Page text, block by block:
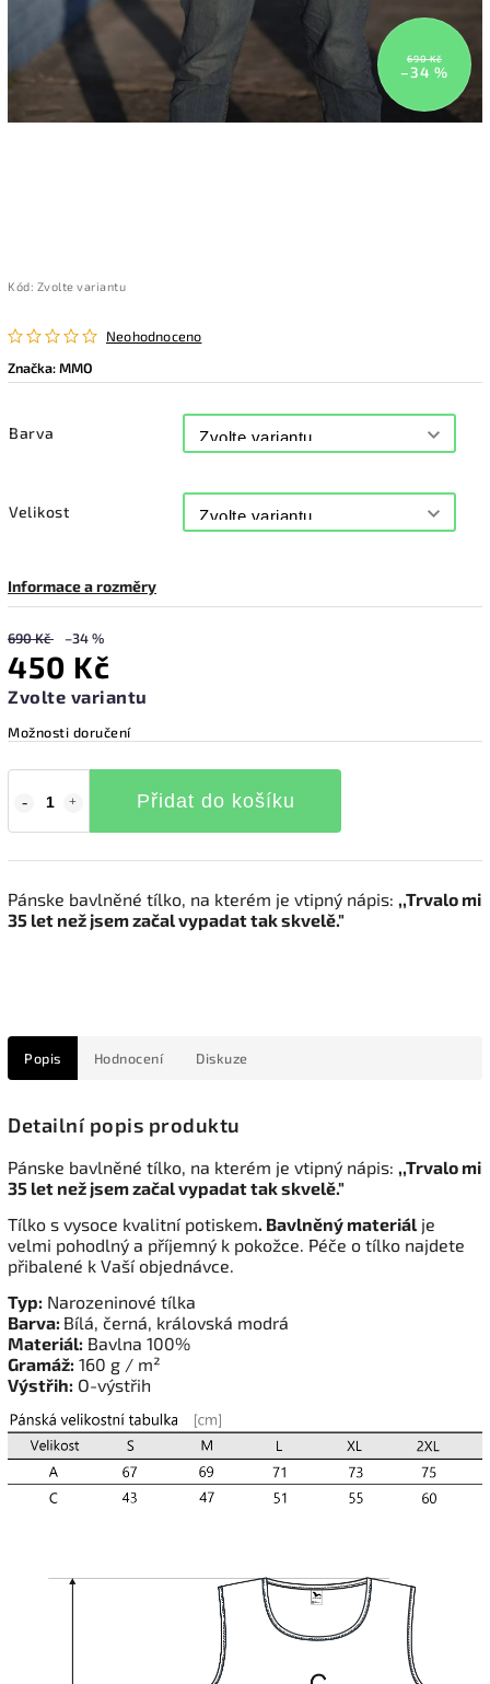
690 Kč
–34 %
Kód: Zvolte variantu
Neohodnoceno
Značka:MMO
Barva
Velikost
Informace a rozměry
690 Kč –34 %
450 Kč
Zvolte variantu
Možnosti doručení
Přidat do košíku
Pánske bavlněné tílko, na kterém je vtipný nápis: ,,Trvalo mi
35 let než jsem začal vypadat tak skvelě."
Popis Hodnocení Diskuze
Detailní popis produktu
Pánske bavlněné tílko, na kterém je vtipný nápis: ,,Trvalo mi
35 let než jsem začal vypadat tak skvelě."
Tílko s vysoce kvalitní potiskem. Bavlněný materiál je
velmi pohodlný a příjemný k pokožce. Péče o tílko najdete
přibalené k Vaší objednávce.
Typ: Narozeninové tílka
Barva: Bílá, černá, královská modrá
Materiál: Bavlna 100%
Gramáž: 160 g / m²
Výstřih: O-výstřih